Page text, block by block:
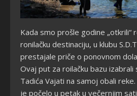
Kada smo prošle godine „otkrili“
ronilačku destinaciju, u klubu
prestajale priče o ponovnom
Ovaj put za roilačku bazu
Tadića Vajati na samoj obali
je počelo u petak u večernjim